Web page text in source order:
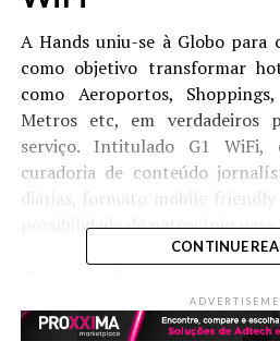
A Hands uniu-se à Globo
como objetivo transformar
como Aeroportos, Shoppings,
Metros etc, em verdadeiros
serviço. Intitulado G1
curadoria de conteúdo
diárias, formato mobile
possibilidade de patrocínio
Amazon em
CONTINUE